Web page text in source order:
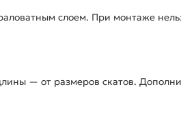
слоем. При монтаже
— от размеров скатов.